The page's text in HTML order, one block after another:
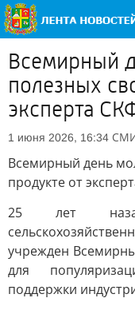
Всемирный
полезных
эксперта
1 июня 2026, 16:34
Всемирный день
продукте от
25 лет
учрежден
для
поддержки